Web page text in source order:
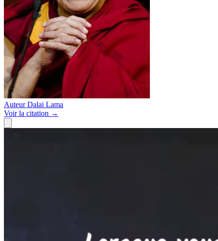
Auteur Dalai Lama
Voirla citation →